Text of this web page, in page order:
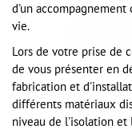
d'un accompagnement
vie.
Lors de votre prise de
de vous présenter en
fabrication et
différents matériaux
niveau de l'isolation et